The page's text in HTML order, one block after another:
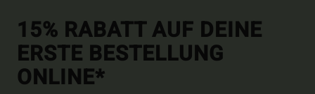
15% RABATT AUF DEINE
ERSTE BESTELLUNG
ONLINE*